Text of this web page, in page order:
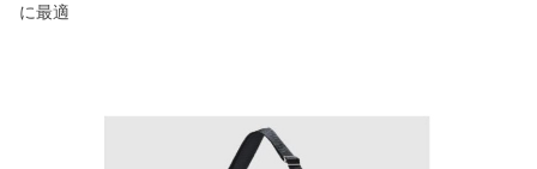
に最適